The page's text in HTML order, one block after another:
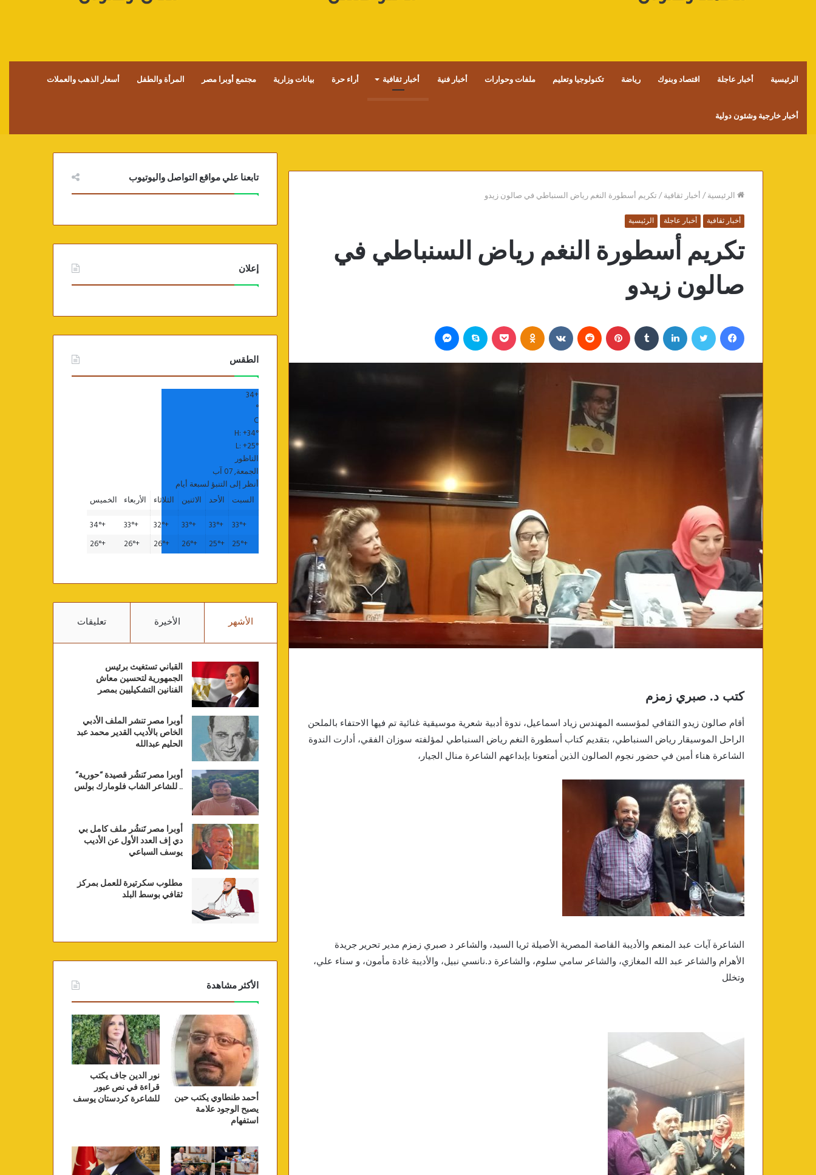
الرئيسية أخبار عاجلة اقتصاد وبنوك رياضة تكنولوجيا وتعليم ملفات وحوارات أخبار فنية أخبار ثقافية أراء حرة بيانات وزارية مجتمع أوبرا مصر المرأة والطفل أسعار الذهب والعملات
أخبار خارجية وشئون دولية
الرئيسية/أخبار ثقافية/تكريم أسطورة النغم رياض السنباطي في صالون زيدو
أخبار ثقافية أخبار عاجلة الرئيسية
تكريم أسطورة النغم رياض السنباطي في
صالون زيدو
كتب د. صبري زمزم
أقام صالون زيدو الثقافي لمؤسسه المهندس زیاد اسماعیل، ندوة أدبية شعرية موسيقية غنائية تم فيها الاحتفاء بالملحن
الراحل الموسيقار رياض السنباطي، بتقديم كتاب أسطورة النغم رياض السنباطي لمؤلفته سوزان الفقي، أدارت الندوة
الشاعرة هناء أمين في حضور نجوم الصالون الذين أمتعونا بإبداعهم الشاعرة منال الجيار،
الشاعرة آيات عبد المنعم والأديبة القاصة المصرية الأصيلة ثريا السيد، والشاعر د صبري زمزم مدير تحرير جريدة
الأهرام والشاعر عبد الله المغازي، والشاعر سامي سلوم، والشاعرة د.نانسي نبيل، والأديبة غادة مأمون، و سناء علي،
وتخلل
تابعنا علي مواقع التواصل واليوتيوب
إعلان
الطقس
+
34
°
C
H:+34°
L:+25°
الناظور
الجمعة, 07 آب
أنظر إلى التنبؤ لسبعة أيام
السبت
الأحد الاثنين الثلاثاء الأربعاء
الخميس
+
33°
+
33°
+
33°
+
32°
+
33°
+
34°
+
25°
+
25°
+
26°
+
26°
+
26°
+
26°
الأشهر الأخيرة تعليقات
القباني تستغيث برئيس
الجمهورية لتحسين معاش
الفنانين التشكيليين بمصر
أوبرا مصر تنشر الملف الأدبي
الخاص بالأديب القدير محمد عبد
الحليم عبدالله
أوبرا مصر تَنشُر قصيدة “حورية”
.. للشاعر الشاب فلومارك بولس
أوبرا مصر تَنشُر ملف كامل بي
دي إف العدد الأول عن الأديب
يوسف السباعي
مطلوب سكرتيرة للعمل بمركز
ثقافي بوسط البلد
الأكثر مشاهدة
أحمد طنطاوي يكتب حين
يصبح الوجود علامة
استفهام
نور الدين جاف يكتب
قراءة في نص عبور
للشاعرة كردستان يوسف